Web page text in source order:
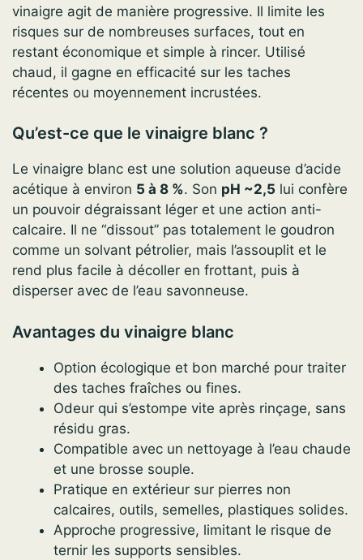
vinaigre agit de manière progressive. Il limite les
risques sur de nombreuses surfaces, tout en
restant économique et simple à rincer. Utilisé
chaud, il gagne en efficacité sur les taches
récentes ou moyennement incrustées.
Qu’est-ce que le vinaigre blanc ?
Le vinaigre blanc est une solution aqueuse d’acide
acétique à environ 5 à 8 %. Son pH ~2,5 lui confère
un pouvoir dégraissant léger et une action anti-
calcaire. Il ne “dissout” pas totalement le goudron
comme un solvant pétrolier, mais l’assouplit et le
rend plus facile à décoller en frottant, puis à
disperser avec de l’eau savonneuse.
Avantages du vinaigre blanc
Option écologique et bon marché pour traiter
des taches fraîches ou fines.
Odeur qui s’estompe vite après rinçage, sans
résidu gras.
Compatible avec un nettoyage à l’eau chaude
et une brosse souple.
Pratique en extérieur sur pierres non
calcaires, outils, semelles, plastiques solides.
Approche progressive, limitant le risque de
ternir les supports sensibles.